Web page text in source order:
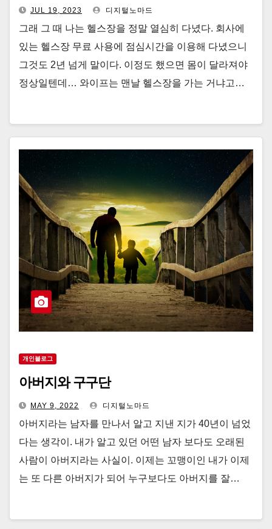
JUL 19, 2023 디지털노마드
그래 그 때 나는 헬스장을 정말 열심히 다녔다. 회사에
있는 헬스장 무료 사용에 점심시간을 이용해 다녔으니
그것도 2년 넘게 말이다. 이정도 했으면 몸이 달라져야
정상일텐데… 와이프는 맨날 헬스장을 가는 거냐고…
개인블로그
아버지와 구구단
MAY 9, 2022 디지털노마드
아버지라는 남자를 만나서 알고 지낸 지가 40년이 넘었
다는 생각이. 내가 알고 있던 어떤 남자 보다도 오래된
사람이 아버지라는 사실이. 이제는 꼬맹이인 내가 이제
는 또 다른 아버지가 되어 누구보다도 아버지를 잘…